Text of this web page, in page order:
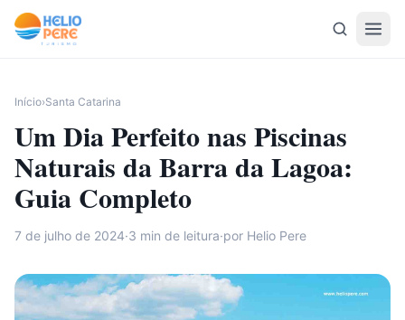
Pular para o conteúdo
Início›Santa Catarina
Um Dia Perfeito nas Piscinas
Naturais da Barra da Lagoa:
Guia Completo
7 de julho de 2024·3 min de leitura·por Helio Pere